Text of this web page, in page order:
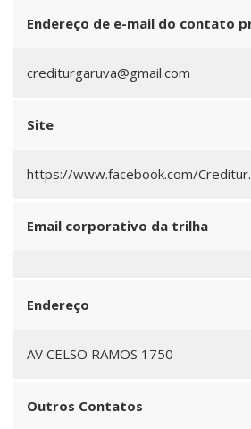
Endereço de e-mail do contato
crediturgaruva@gmail.com
Site
https://www.facebook.com/
Email corporativo da trilha
Endereço
AV CELSO RAMOS 1750
Outros Contatos